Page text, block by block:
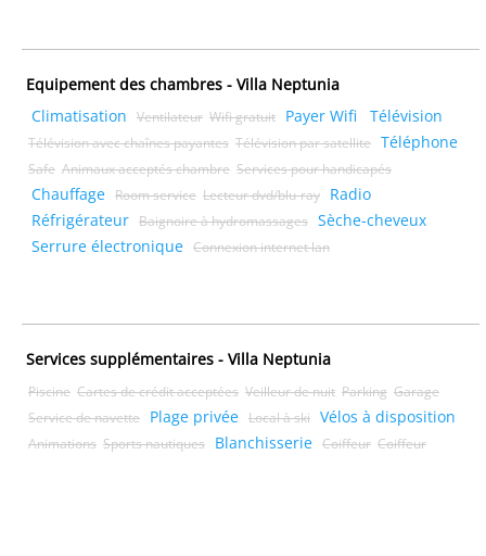
Equipement des chambres - Villa Neptunia
Climatisation
Ventilateur Wifi gratuit Payer Wifi Télévision
Télévision avec chaînes payantes Télévision par satellite Téléphone
Safe Animaux acceptés chambre Services pour handicapés
Chauffage Room service Lecteur dvd/blu-ray
Radio
Réfrigérateur Baignoire à hydromassages Sèche-cheveux
Serrure électronique Connexion internet lan
Services supplémentaires - Villa Neptunia
Piscine Cartes de crédit acceptées Veilleur de nuit Parking Garage
Service de navette
Plage privée Local à ski Vélos à disposition
Animations Sports nautiques Blanchisserie Coiffeur Coiffeur